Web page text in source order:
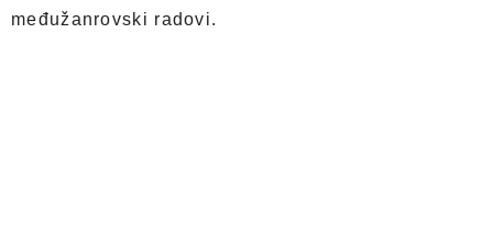
međužanrovski radovi.